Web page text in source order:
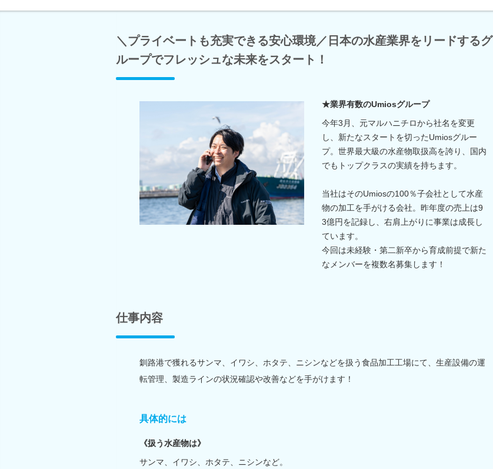
＼プライベートも充実できる安心環境／日本の水産業界をリードするグ
ループでフレッシュな未来をスタート！
★業界有数のUmiosグループ
今年3月、元マルハニチロから社名を変更
し、新たなスタートを切ったUmiosグルー
プ。世界最大級の水産物取扱高を誇り、国内
でもトップクラスの実績を持ちます。
当社はそのUmiosの100％子会社として水産
物の加工を手がける会社。昨年度の売上は9
3億円を記録し、右肩上がりに事業は成長し
ています。
今回は未経験・第二新卒から育成前提で新た
なメンバーを複数名募集します！
仕事内容
釧路港で獲れるサンマ、イワシ、ホタテ、ニシンなどを扱う食品加工工場にて、生産設備の運
転管理、製造ラインの状況確認や改善などを手がけます！
具体的には
《扱う水産物は》
サンマ、イワシ、ホタテ、ニシンなど。